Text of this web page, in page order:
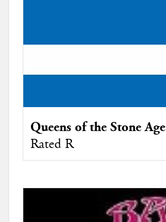
Queens of the Stone Age
Rated R